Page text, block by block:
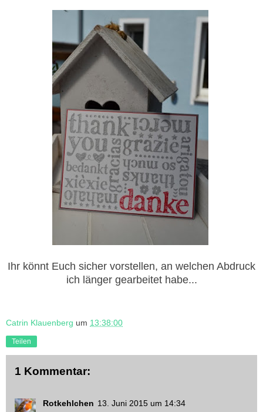
Ihr könnt Euch sicher vorstellen, an welchen Abdruck
ich länger gearbeitet habe...
Catrin Klauenberg um 13:38:00
Teilen
1 Kommentar:
Rotkehlchen 13. Juni 2015 um 14:34